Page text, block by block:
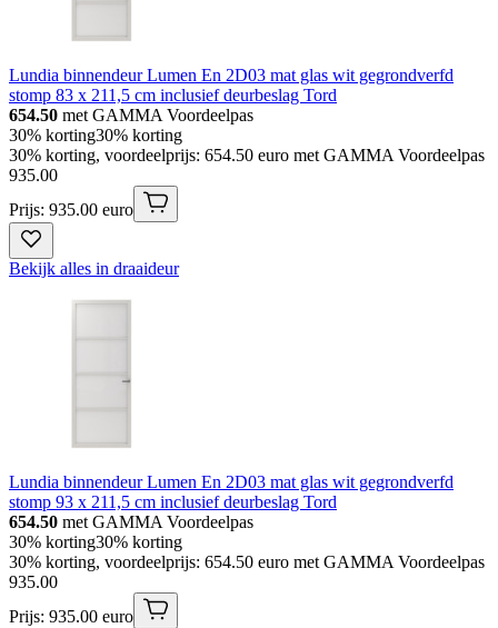
Lundia binnendeur Lumen En 2D03 mat glas wit gegrondverfd
stomp 83 x 211,5 cm inclusief deurbeslag Tord
654.50 met GAMMA Voordeelpas
30% korting30% korting
30% korting, voordeelprijs: 654.50 euro met GAMMA Voordeelpas
935.00
Prijs: 935.00 euro
Bekijk alles in draaideur
Lundia binnendeur Lumen En 2D03 mat glas wit gegrondverfd
stomp 93 x 211,5 cm inclusief deurbeslag Tord
654.50 met GAMMA Voordeelpas
30% korting30% korting
30% korting, voordeelprijs: 654.50 euro met GAMMA Voordeelpas
935.00
Prijs: 935.00 euro